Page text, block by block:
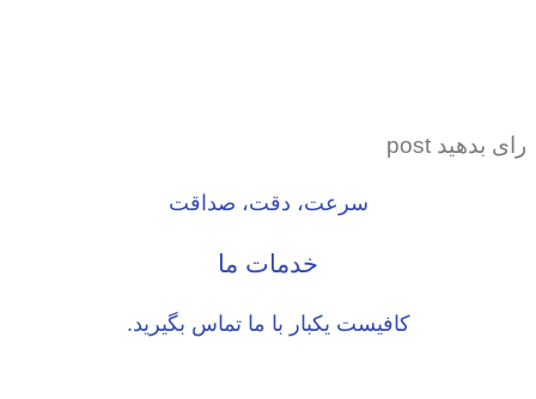
رای بدهید post
سرعت، دقت، صداقت
خدمات ما
کافیست یکبار با ما تماس بگیرید.